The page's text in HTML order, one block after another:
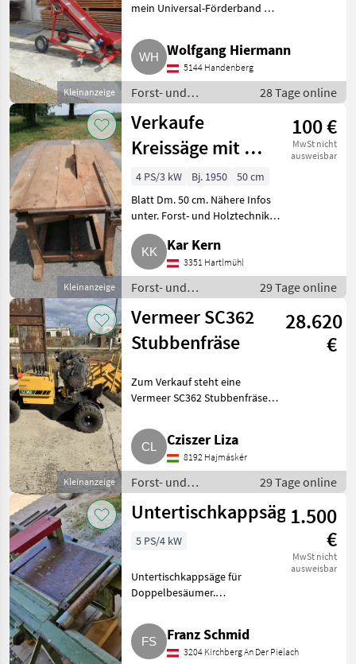
Kleinanzeige
mein Universal-Förderband mit
mehr benötigt wird. Das
Förderband ist 3-teilig
teleskopierbar, mit 2 manuelle
Wolfgang Hiermann
5144 Handenberg
Forst- und
Holztechnik /
Kreissägen
28 Tage online
Kleinanzeige
Verkaufe
Kreissäge mit 4
PS Motor
100 €
MwSt nicht
ausweisbar
4 PS/3 kW Bj. 1950
50 cm
Blatt Dm. 50 cm. Nähere Infos
unter. Forst- und Holztechnik
Kreissägen
Kar Kern
3351 Hartlmühl
Forst- und
Holztechnik /
Kreissägen
29 Tage online
Kleinanzeige
Vermeer SC362
Stubbenfräse
28.620
€
Zum Verkauf steht eine
Vermeer SC362 Stubbenfräse
Bstd.. Die Maschine befindet
sich in einem sehr guten,
gepflegten Zustand, wurde rege
Cziszer Liza
8192 Hajmáskér
Forst- und
Holztechnik /
Kreissägen
29 Tage online
Untertischkappsäge1.500
€
MwSt nicht
ausweisbar
5 PS/4 kW
Untertischkappsäge für
Doppelbesäumer.
Hubzylinder pneumatisch,
Tischbreite 80 cm, Rollenbreite
60 cm, Tischlänge 325 cm,
Franz Schmid
3204 Kirchberg An Der Pielach